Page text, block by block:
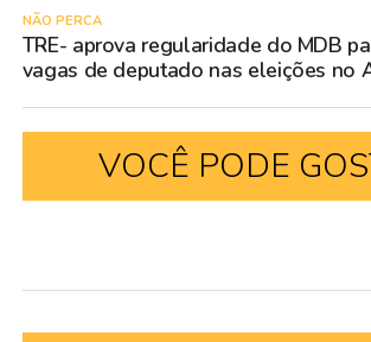
NÃO PERCA
TRE- aprova regularidade do MDB
vagas de deputado nas eleições no
VOCÊ PODE